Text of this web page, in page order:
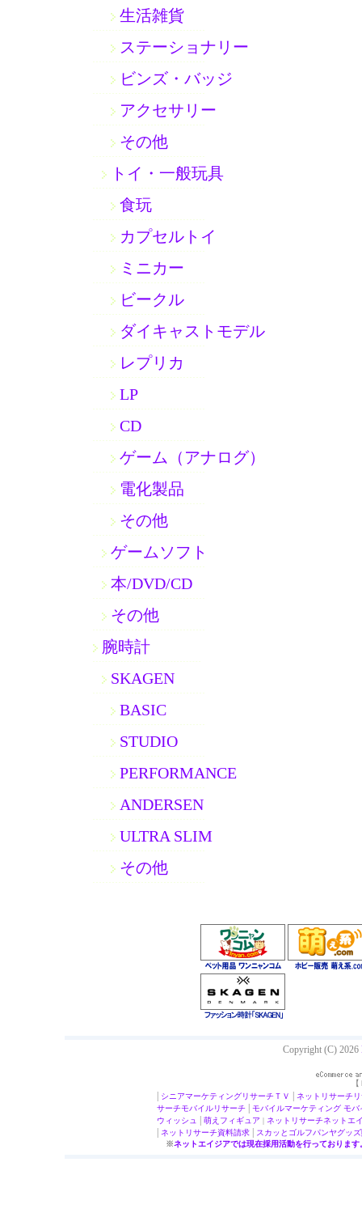
生活雑貨
ステーショナリー
ビンズ・バッジ
アクセサリー
その他
トイ・一般玩具
食玩
カプセルトイ
ミニカー
ビークル
ダイキャストモデル
レプリカ
LP
CD
ゲーム（アナログ）
電化製品
その他
ゲームソフト
本/DVD/CD
その他
腕時計
SKAGEN
BASIC
STUDIO
PERFORMANCE
ANDERSEN
ULTRA SLIM
その他
Copyright (C) 2026
シニアマーケティングリサーチＴＶ ネットリサーチ
サーチモバイルリサーチ モバイルマーケティング モバ
ウィッシュ
萌え フィギュア | ネットリサーチネットエ
ネットリサーチ資料請求 スカッとゴルフパンヤグッ
※ネットエイジアでは現在採用活動を行っておりま